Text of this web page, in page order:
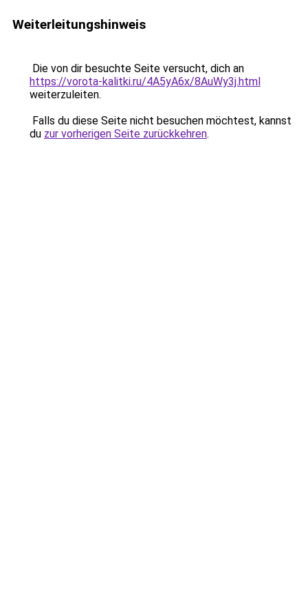
Weiterleitungshinweis
Die von dir besuchte Seite versucht, dich an
https://vorota-kalitki.ru/4A5yA6x/8AuWy3j.html
weiterzuleiten.
Falls du diese Seite nicht besuchen möchtest, kannst
du zur vorherigen Seite zurückkehren.